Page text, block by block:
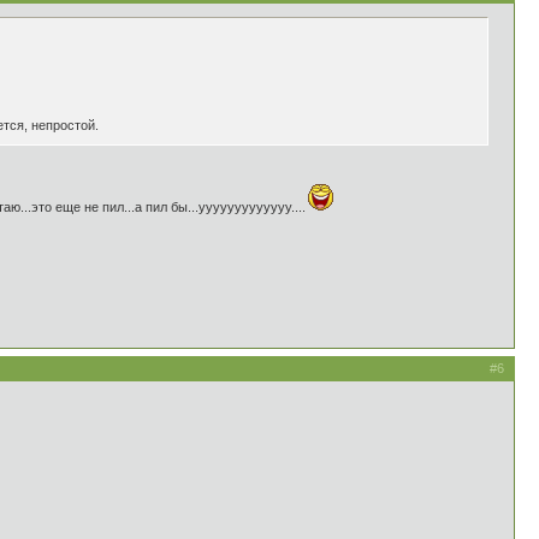
непростой.
еще не пил...а пил бы...ууууууууууууу....
#6